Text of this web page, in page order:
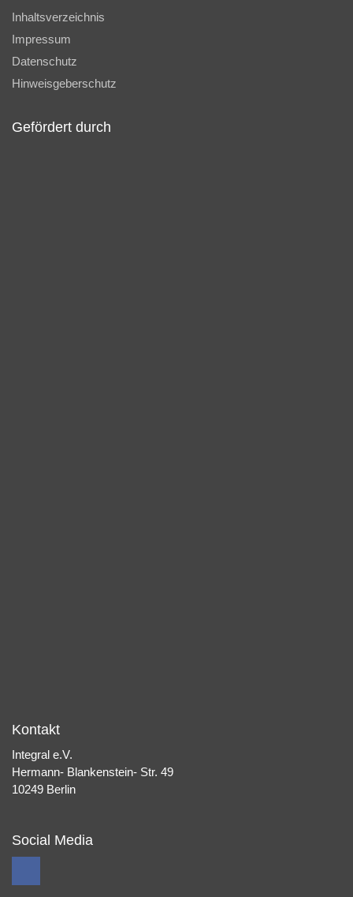
Inhaltsverzeichnis
Impressum
Datenschutz
Hinweisgeberschutz
Gefördert durch
Kontakt
Integral e.V.
Hermann- Blankenstein- Str. 49
10249 Berlin
Social Media